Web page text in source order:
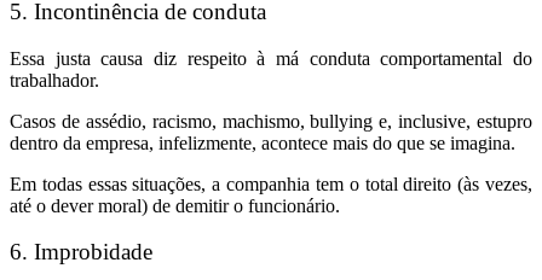
5. Incontinência de conduta
Essa justa causa diz respeito à má conduta comportamental do
trabalhador.
Casos de assédio, racismo, machismo, bullying e, inclusive, estupro
dentro da empresa, infelizmente, acontece mais do que se imagina.
Em todas essas situações, a companhia tem o total direito (às vezes,
até o dever moral) de demitir o funcionário.
6. Improbidade